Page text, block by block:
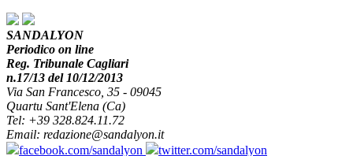
SANDALYON
Periodico on line
Reg. Tribunale Cagliari
n.17/13 del 10/12/2013
Via San Francesco, 35 - 09045
Quartu Sant'Elena (Ca)
Tel: +39 328.824.11.72
Email: redazione@sandalyon.it
facebook.com/sandalyon
twitter.com/sandalyon